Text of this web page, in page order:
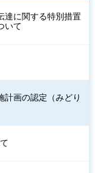
達に関する特別措置
いて
計画の認定（みどり